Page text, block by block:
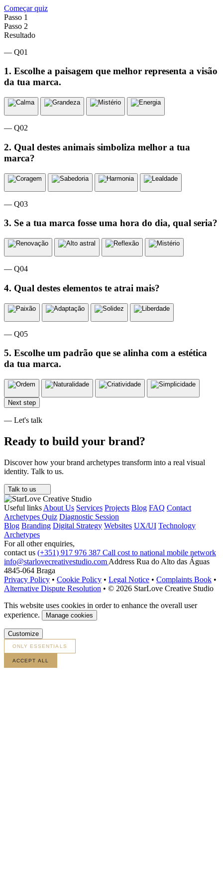
Começar quiz
Passo 1
Passo 2
Resultado
— Q01
1. Escolhe a paisagem que melhor representa a visão
da tua marca.
— Q02
2. Qual destes animais simboliza melhor a tua
marca?
— Q03
3. Se a tua marca fosse uma hora do dia, qual seria?
— Q04
4. Qual destes elementos te atrai mais?
— Q05
5. Escolhe um padrão que se alinha com a estética
da tua marca.
Next step
— Let's talk
Ready to build your brand?
Discover how your brand archetypes transform into a real visual
identity. Talk to us.
Talk to us
Useful links About Us Services Projects Blog FAQ Contact
Archetypes Quiz Diagnostic Session
Blog Branding Digital Strategy Websites UX/UI Technology
Archetypes
For all other enquiries,
contact us (+351) 917 976 387 Call cost to national mobile network
info@starlovecreativestudio.com Address Rua do Alto das Águas
4845-064 Braga
Privacy Policy • Cookie Policy • Legal Notice • Complaints Book •
Alternative Dispute Resolution • © 2026 StarLove Creative Studio
This website uses cookies in order to enhance the overall user
experience.
Manage cookies
Customize
ONLY ESSENTIALS
ACCEPT ALL